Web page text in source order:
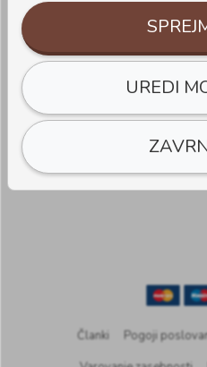
UREDI1
Članki Pogoji